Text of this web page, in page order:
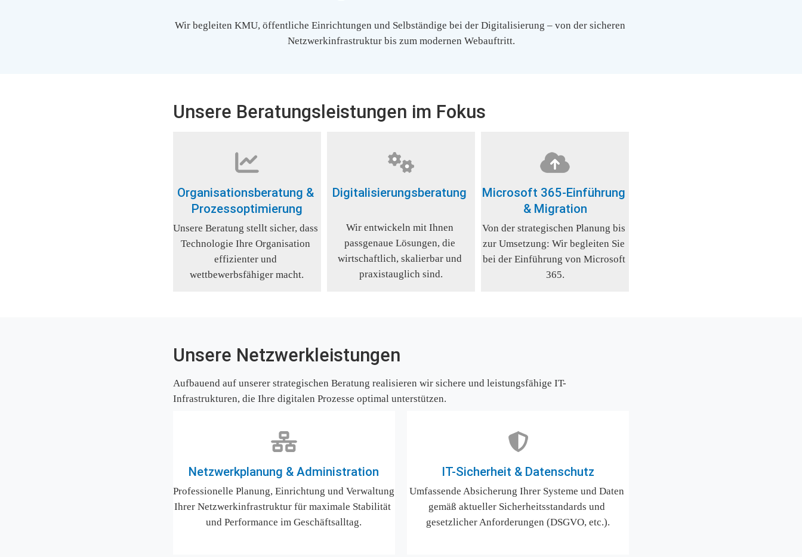
Wir begleiten KMU, öffentliche Einrichtungen und Selbständige bei der Digitalisierung – von der sicheren
Netzwerkinfrastruktur bis zum modernen Webauftritt.
Unsere Beratungsleistungen im Fokus
Organisationsberatung &
Prozessoptimierung
Unsere Beratung stellt sicher, dass
Technologie Ihre Organisation
effizienter und
wettbewerbsfähiger macht.
Digitalisierungsberatung
Wir entwickeln mit Ihnen
passgenaue Lösungen, die
wirtschaftlich, skalierbar und
praxistauglich sind.
Microsoft 365-Einführung
& Migration
Von der strategischen Planung bis
zur Umsetzung: Wir begleiten Sie
bei der Einführung von Microsoft
365.
Unsere Netzwerkleistungen
Aufbauend auf unserer strategischen Beratung realisieren wir sichere und leistungsfähige IT-
Infrastrukturen, die Ihre digitalen Prozesse optimal unterstützen.
Netzwerkplanung & Administration
Professionelle Planung, Einrichtung und Verwaltung
Ihrer Netzwerkinfrastruktur für maximale Stabilität
und Performance im Geschäftsalltag.
IT-Sicherheit & Datenschutz
Umfassende Absicherung Ihrer Systeme und Daten
gemäß aktueller Sicherheitsstandards und
gesetzlicher Anforderungen (DSGVO, etc.).